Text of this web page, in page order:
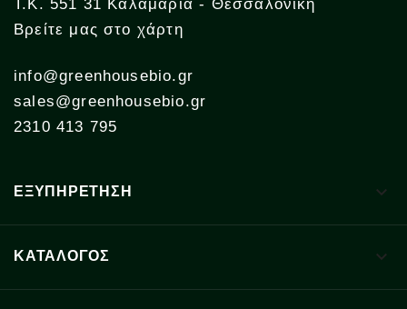
Τ.Κ. 551 31 Καλαμαριά - Θεσσαλονίκη
Βρείτε μας στο χάρτη
info@greenhousebio.gr
sales@greenhousebio.gr
2310 413 795
ΕΞΥΠΗΡΕΤΗΣΗ 
ΚΑΤΑΛΟΓΟΣ 